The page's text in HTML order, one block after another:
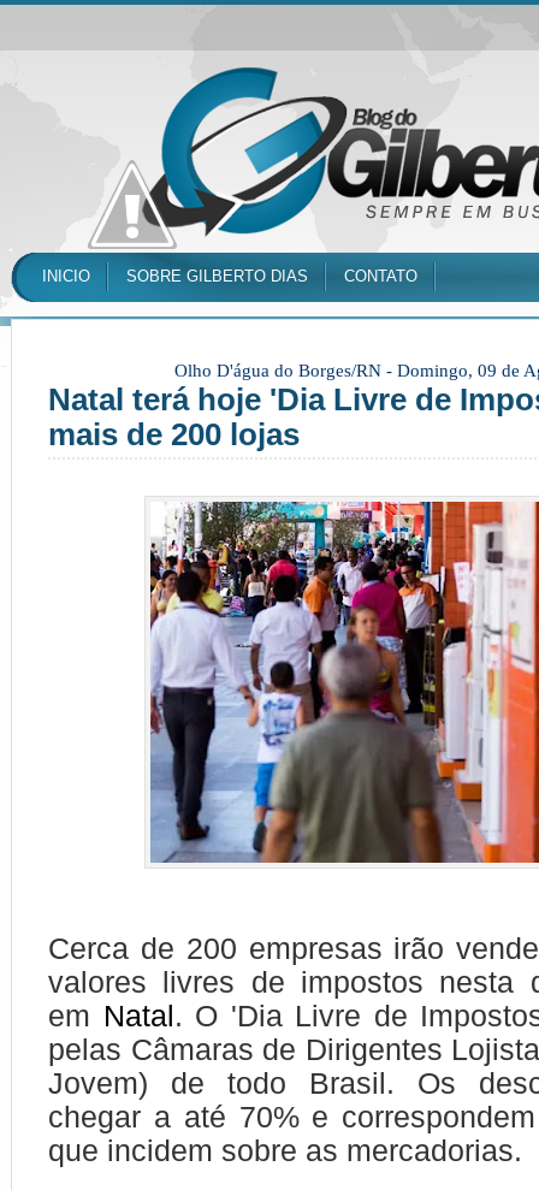
INICIO SOBRE GILBERTO DIAS CONTATO
Olho D'água do Borges/RN - Domingo, 09 de
Natal terá hoje 'Dia Livre de
mais de 200 lojas
Cerca de 200 empresas irão
valores livres de impostos nesta
em Natal. O 'Dia Livre de
pelas Câmaras de Dirigentes
Jovem) de todo Brasil. Os
chegar a até 70% e
que incidem sobre as mercadorias.